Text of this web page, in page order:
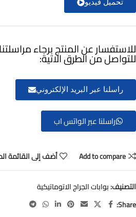
تحميل فيديو
للاستفسار عن المنتج برجاء
للتواصل من الطرق الاتية:
راسلنا عبر البريد الإلكتروني
راسلنا عبر الواتس اب
Add to compare أضف إلى القائمة
التصنيف:بوابات الجراج الاتوماتيكية
Share: